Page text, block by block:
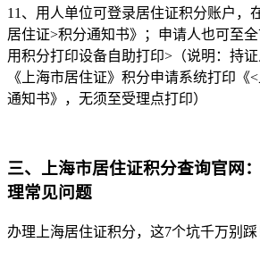
11、用人单位可登录居住证积分账户，
居住证>积分通知书》；申请人也可至
用积分打印设备自助打印>（说明：持
《上海市居住证》积分申请系统打印《
通知书》，无须至受理点打印）
三、上海市居住证积分查询官网
理常见问题
办理上海居住证积分，这7个坑千万别踩